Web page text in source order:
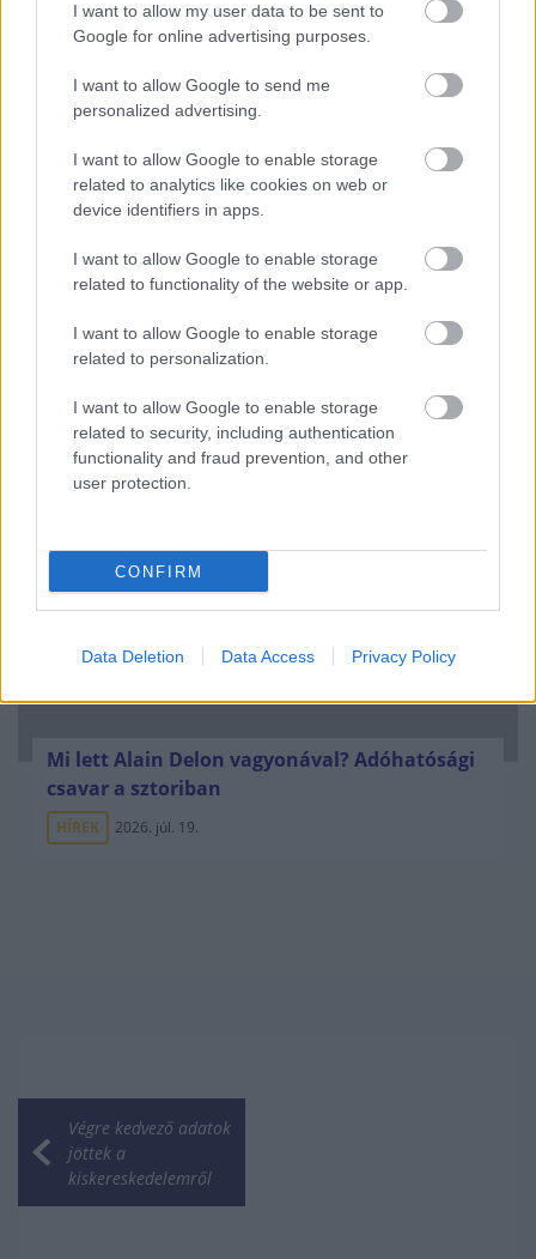
I want to allow my user data to be sent to
Google for online advertising purposes.
I want to allow Google to send me
personalized advertising.
I want to allow Google to enable storage
related to analytics like cookies on web or
device identifiers in apps.
I want to allow Google to enable storage
related to functionality of the website or app.
I want to allow Google to enable storage
related to personalization.
I want to allow Google to enable storage
related to security, including authentication
functionality and fraud prevention, and other
user protection.
CONFIRM
Data Deletion Data Access Privacy Policy
Uniós források: íme a teendők, amelyek a
pénzek érkezéséhez még szükségesek
ELEMZÉSEK 2026. júl. 20.
Minden idők legjövedelmezőbbje és
gyorsmérleg
HÍREK 2026. júl. 20.
Mi lett Alain Delon vagyonával? Adóhatósági
csavar a sztoriban
HÍREK 2026. júl. 19.
Végre kedvező adatok
jöttek a
kiskereskedelemről